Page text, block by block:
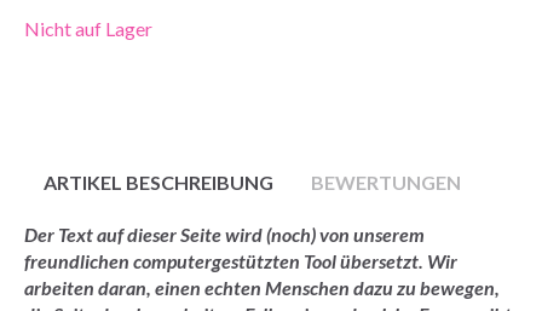
Nicht auf Lager
ARTIKEL BESCHREIBUNG BEWERTUNGEN
Der Text auf dieser Seite wird (noch) von unserem
freundlichen computergestützten Tool übersetzt. Wir
arbeiten daran, einen echten Menschen dazu zu bewegen,